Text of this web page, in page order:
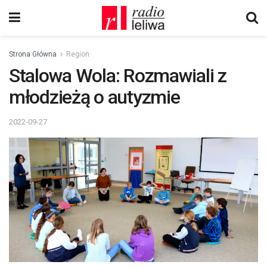
Strona Główna Region
Stalowa Wola: Rozmawiali z
młodzieżą o autyzmie
2022-09-27